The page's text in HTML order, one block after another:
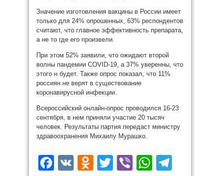
Значение изготовления вакцины в России имеет
только для 24% опрошенных, 63% респондентов
считают, что главное эффективность препарата,
а не то где его произвели.
При этом 52% заявили, что ожидают второй
волны пандемии COVID-19, а 37% уверенны, что
этого н будет. Также опрос показал, что 11%
россиян не верят в существование
коронавирусной инфекции.
Всероссийский онлайн-опрос проводился 16-23
сентября, в нем приняли участие 20 тысяч
человек. Результаты партия передаст министру
здравоохранения Михаилу Мурашко.
Facebook
VK Odnoklassniki
Twitter
Viber